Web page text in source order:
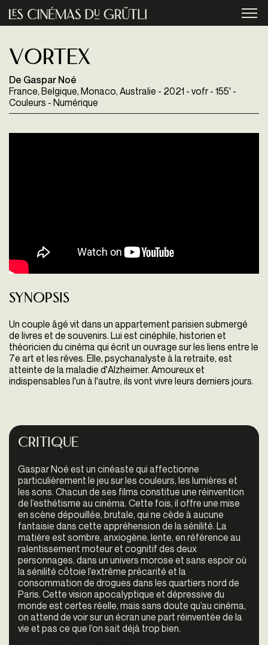
Aller au contenu principal
Vortex
De Gaspar Noé
France, Belgique, Monaco, Australie - 2021 - vofr - 155' -
Couleurs - Numérique
Synopsis
Un couple âgé vit dans un appartement parisien submergé
de livres et de souvenirs. Lui est cinéphile, historien et
théoricien du cinéma qui écrit un ouvrage sur les liens entre le
7e art et les rêves. Elle, psychanalyste à la retraite, est
atteinte de la maladie d'Alzheimer. Amoureux et
indispensables l'un à l'autre, ils vont vivre leurs derniers jours.
Critique
Gaspar Noé est un cinéaste qui affectionne
particulièrement le jeu sur les couleurs, les lumières et
les sons. Chacun de ses films constitue une réinvention
de l’esthétisme au cinéma. Cette fois, il offre une mise
en scène dépouillée, brutale, qui ne cède à aucune
fantaisie dans cette appréhension de la sénilité. La
matière est sombre, anxiogène, lente, en référence au
ralentissement moteur et cognitif des deux
personnages, dans un univers morose et sans espoir où
la sénilité côtoie l’extrême précarité et la
consommation de drogues dans les quartiers nord de
Paris. Cette vision apocalyptique et dépressive du
monde est certes réelle, mais sans doute qu’au cinéma,
on attend de voir sur un écran une part réinventée de la
vie et pas ce que l’on sait déjà trop bien.